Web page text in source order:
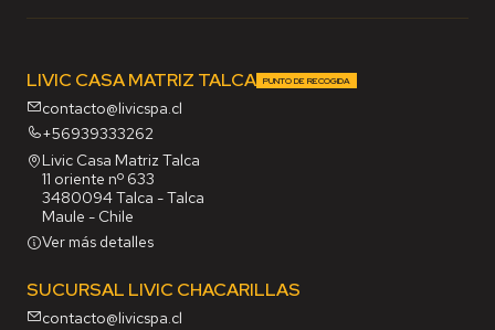
LIVIC CASA MATRIZ TALCA PUNTO DE RECOGIDA
contacto@livicspa.cl
+56939333262
Livic Casa Matriz Talca
11 oriente nº 633
3480094 Talca - Talca
Maule - Chile
Ver más detalles
SUCURSAL LIVIC CHACARILLAS
contacto@livicspa.cl